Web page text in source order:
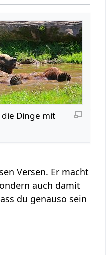
Dinge mit
Versen. Er macht
auch damit
du genauso sein